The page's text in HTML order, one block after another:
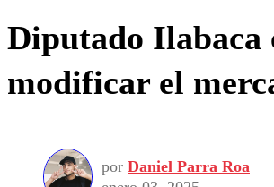
Diputado Ilabaca
modificar el
por Daniel Parra Roa